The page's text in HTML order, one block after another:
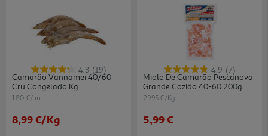
4.3 (19)
Camarão Vannamei 40/60
Cru Congelado Kg
1.80 €/un
8,99 €/Kg
4.9 (7)
Miolo De Camarão Pescanova
Grande Cozido 40-60 200g
29.95 €/Kg
5,99 €